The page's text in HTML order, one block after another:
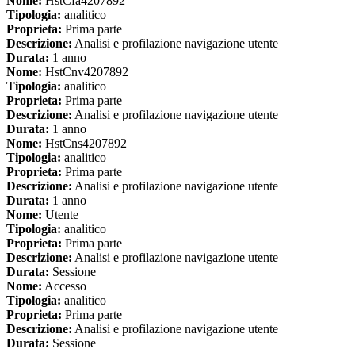
Tipologia: analitico
Proprieta: Prima parte
Descrizione: Analisi e profilazione navigazione utente
Durata: 1 anno
Nome: HstCnv4207892
Tipologia: analitico
Proprieta: Prima parte
Descrizione: Analisi e profilazione navigazione utente
Durata: 1 anno
Nome: HstCns4207892
Tipologia: analitico
Proprieta: Prima parte
Descrizione: Analisi e profilazione navigazione utente
Durata: 1 anno
Nome: Utente
Tipologia: analitico
Proprieta: Prima parte
Descrizione: Analisi e profilazione navigazione utente
Durata: Sessione
Nome: Accesso
Tipologia: analitico
Proprieta: Prima parte
Descrizione: Analisi e profilazione navigazione utente
Durata: Sessione